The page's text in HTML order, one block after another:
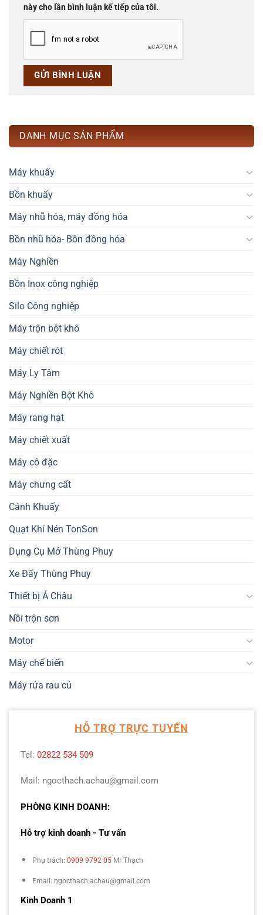
này cho lần bình luận kế tiếp của tôi.
DANH MỤC SẢN PHẨM
Máy khuấy
Bồn khuấy
Máy nhũ hóa, máy đồng hóa
Bồn nhũ hóa- Bồn đồng hóa
Máy Nghiền
Bồn Inox công nghiệp
Silo Công nghiệp
Máy trộn bột khô
Máy chiết rót
Máy Ly Tâm
Máy Nghiền Bột Khô
Máy rang hạt
Máy chiết xuất
Máy cô đặc
Máy chưng cất
Cánh Khuấy
Quạt Khí Nén TonSon
Dụng Cụ Mở Thùng Phuy
Xe Đẩy Thùng Phuy
Thiết bị Á Châu
Nồi trộn sơn
Motor
Máy chế biến
Máy rửa rau củ
HỖ TRỢ TRỰC TUYẾN
Tel: 02822 534 509
Mail: ngocthach.achau@gmail.com
PHÒNG KINH DOANH:
Hỗ trợ kinh doanh - Tư vấn
Phụ trách: 0909 9792 05 Mr Thạch
Email: ngocthach.achau@gmail.com
Kinh Doanh 1